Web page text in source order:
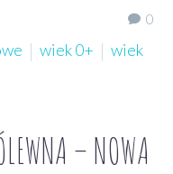
0
wiek 0+
wiek
– NOWA